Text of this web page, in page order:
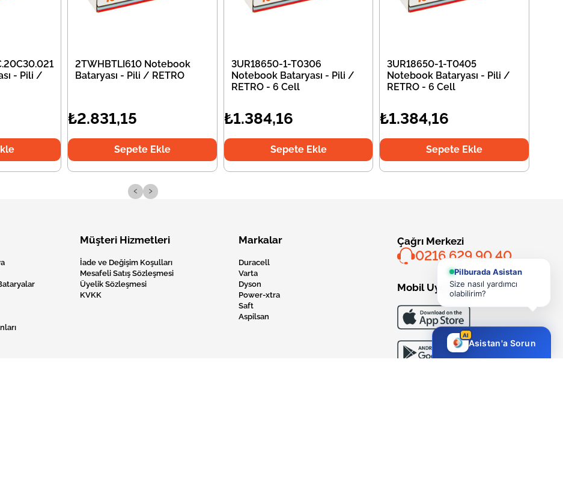
- Pili /
2TWHBTLI610 Notebook
Bataryası - Pili / RETRO
₺2.831,15
Sepete Ekle
3UR18650-1-T0306
Notebook Bataryası - Pili /
RETRO - 6 Cell
₺1.384,16
Sepete Ekle
3UR18650-1-T0405
Notebook Bataryası - Pili /
RETRO - 6 Cell
₺1.384,16
Sepete Ekle
‹ ›
Müşteri Hizmetleri
İade ve Değişim Koşulları
Mesafeli Satış Sözleşmesi
Üyelik Sözleşmesi
KVKK
Markalar
Duracell
Varta
Dyson
Power-xtra
Saft
Aspilsan
Çağrı Merkezi
0216 629 90 40
Mobil Uygulama
Pilburada Asistan
Size nasıl yardımcı
olabilirim?
AI
Asistan'a Sorun